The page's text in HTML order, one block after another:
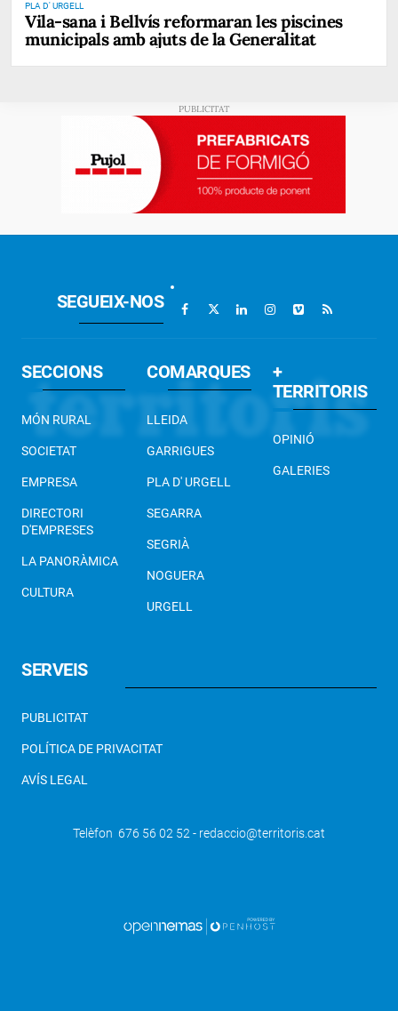
PLA D' URGELL
Vila-sana i Bellvís reformaran les piscines
municipals amb ajuts de la Generalitat
SEGUEIX-NOS
SECCIONS
MÓN RURAL
SOCIETAT
EMPRESA
DIRECTORI
D'EMPRESES
LA PANORÀMICA
CULTURA
COMARQUES
LLEIDA
GARRIGUES
PLA D' URGELL
SEGARRA
SEGRIÀ
NOGUERA
URGELL
+
TERRITORIS
OPINIÓ
GALERIES
SERVEIS
PUBLICITAT
POLÍTICA DE PRIVACITAT
AVÍS LEGAL
Telèfon 676 56 02 52 - redaccio@territoris.cat